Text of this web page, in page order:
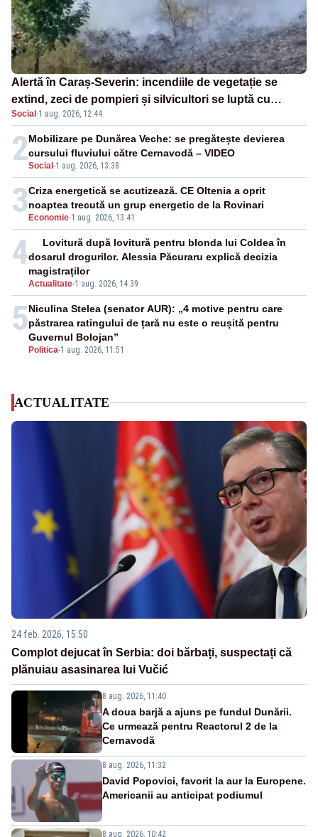
Alertă în Caraș-Severin: incendiile de vegetație se
extind, zeci de pompieri și silvicultori se luptă cu
flăcările - VIDEO
Social ·1 aug. 2026, 12:44
2Social -1 aug. 2026, 13:38
Mobilizare pe Dunărea Veche: se pregătește devierea
cursului fluviului către Cernavodă – VIDEO
3 Economie-1 aug. 2026, 13:41
Criza energetică se acutizează. CE Oltenia a oprit
noaptea trecută un grup energetic de la Rovinari
4
Actualitate-1 aug. 2026, 14:39
Lovitură după lovitură pentru blonda lui Coldea în
dosarul drogurilor. Alessia Păcuraru explică decizia
magistraților
5
Politica-1 aug. 2026, 11:51
Niculina Stelea (senator AUR): „4 motive pentru care
păstrarea ratingului de țară nu este o reușită pentru
Guvernul Bolojan”
ACTUALITATE
24 feb. 2026, 15:50
Complot dejucat în Serbia: doi bărbați, suspectați că
plănuiau asasinarea lui Vučić
8 aug. 2026, 11:40
A doua barjă a ajuns pe fundul Dunării.
Ce urmează pentru Reactorul 2 de la
Cernavodă
8 aug. 2026, 11:32
David Popovici, favorit la aur la Europene.
Americanii au anticipat podiumul
8 aug. 2026, 10:42